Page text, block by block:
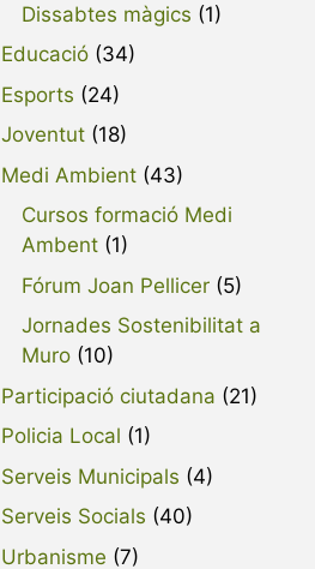
Dissabtes màgics (1)
Educació (34)
Esports (24)
Joventut (18)
Medi Ambient (43)
Cursos formació Medi
Ambent (1)
Fórum Joan Pellicer (5)
Jornades Sostenibilitat a
Muro (10)
Participació ciutadana (21)
Policia Local (1)
Serveis Municipals (4)
Serveis Socials (40)
Urbanisme (7)